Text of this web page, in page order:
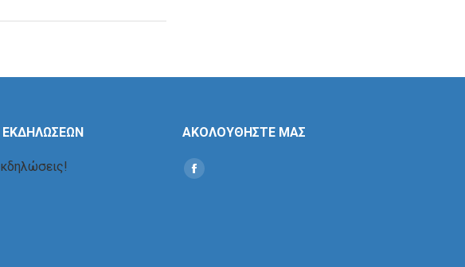
ΑΚΟΛΟΥΘΗΣΤΕ ΜΑΣ
Find us on:
Social